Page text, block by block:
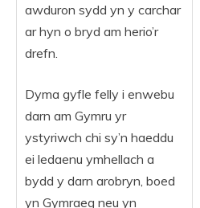
awduron sydd yn y carchar
ar hyn o bryd am herio’r
drefn.
Dyma gyfle felly i enwebu
darn am Gymru yr
ystyriwch chi sy’n haeddu
ei ledaenu ymhellach a
bydd y darn arobryn, boed
yn Gymraeg neu yn